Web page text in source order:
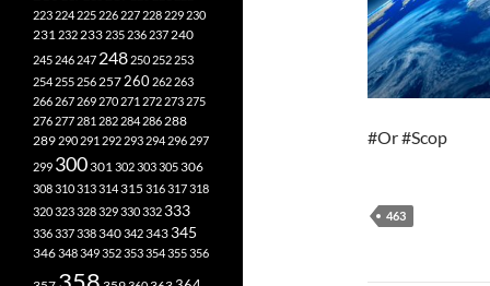
#Or #Scop
463
223 224 225 226 227 228 229 230
231 232 233 235 236 237240
245 246 247248 250 252 253
254 255 256257 260 262 263
266 267 269 270 271 272 273 275
276 277 281 282 284 286 288
289 290 291 292 293 294 296 297
299 300301302303305306
308310313314315 316317318
320323328329330332 333
336337338340342343 345
346348349352353354355356